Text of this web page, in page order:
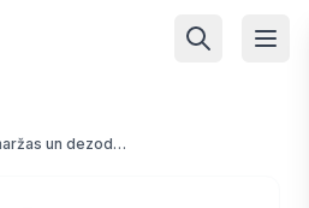
Smaržas un dezoderanti